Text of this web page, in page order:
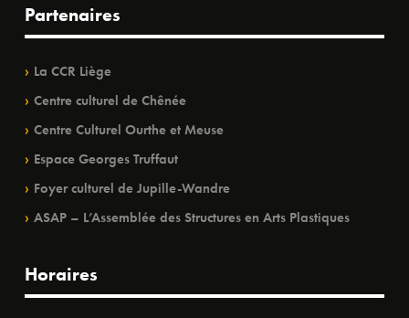
Partenaires
La CCR Liège
Centre culturel de Chênée
Centre Culturel Ourthe et Meuse
Espace Georges Truffaut
Foyer culturel de Jupille-Wandre
ASAP – L’Assemblée des Structures en Arts Plastiques
Horaires